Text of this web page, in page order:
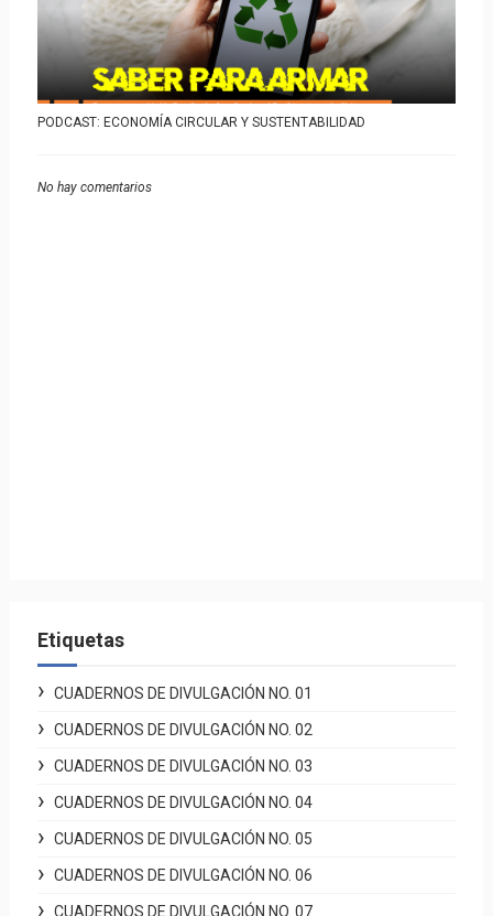
PODCAST: ECONOMÍA CIRCULAR Y SUSTENTABILIDAD
No hay comentarios
Etiquetas
CUADERNOS DE DIVULGACIÓN NO. 01
CUADERNOS DE DIVULGACIÓN NO. 02
CUADERNOS DE DIVULGACIÓN NO. 03
CUADERNOS DE DIVULGACIÓN NO. 04
CUADERNOS DE DIVULGACIÓN NO. 05
CUADERNOS DE DIVULGACIÓN NO. 06
CUADERNOS DE DIVULGACIÓN NO. 07